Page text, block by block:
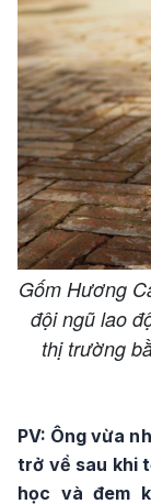
Gốm Hương
đội ngũ lao
thị trường
PV: Ông vừa
trở về sau khi
học và đem